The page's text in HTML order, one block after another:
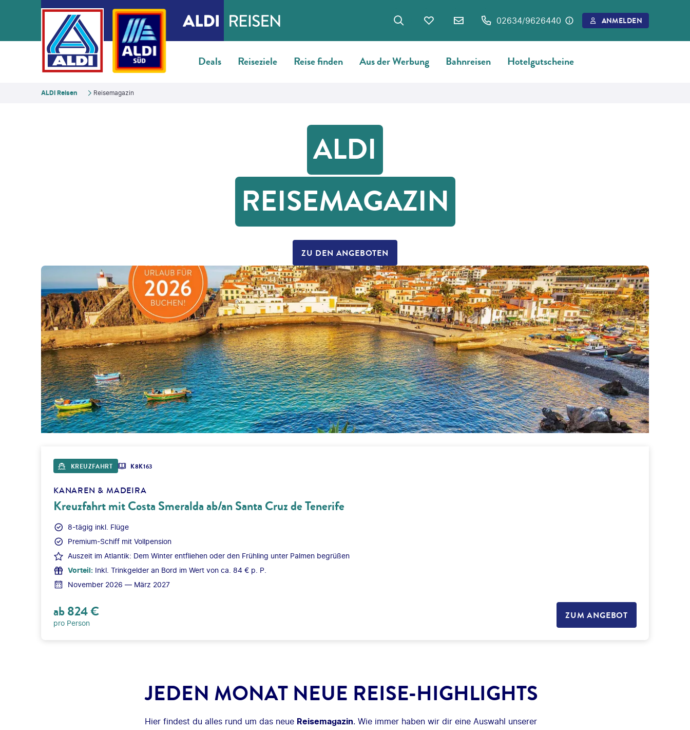
02634/9626440 ANMELDEN
Deals Reiseziele Reise finden Aus der Werbung Bahnreisen Hotelgutscheine
ALDI Reisen Reisemagazin
ALDI
REISEMAGAZIN
ZU DEN ANGEBOTEN
KREUZFAHRT K8K163
KANAREN & MADEIRA
Kreuzfahrt mit Costa Smeralda ab/an Santa Cruz de Tenerife
8-tägig inkl. Flüge
Premium-Schiff mit Vollpension
Auszeit im Atlantik: Dem Winter entfliehen oder den Frühling unter Palmen begrüßen
Vorteil: Inkl. Trinkgelder an Bord im Wert von ca. 84 € p. P.
November 2026 — März 2027
ab824€
pro Person
ZUM ANGEBOT
JEDEN MONAT NEUE REISE-HIGHLIGHTS
Hier findest du alles rund um das neue Reisemagazin. Wie immer haben wir dir eine Auswahl unserer